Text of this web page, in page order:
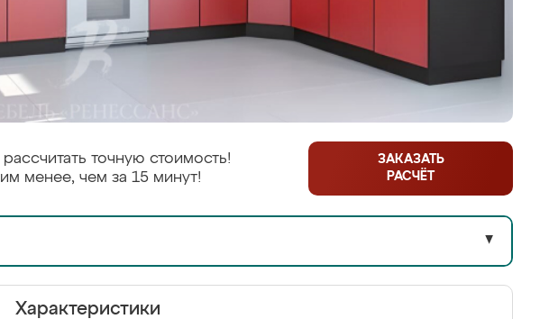
точную стоимость!
менее, чем за 15 минут!
ЗАКАЗАТЬ
РАСЧЁТ
▼
Характеристики